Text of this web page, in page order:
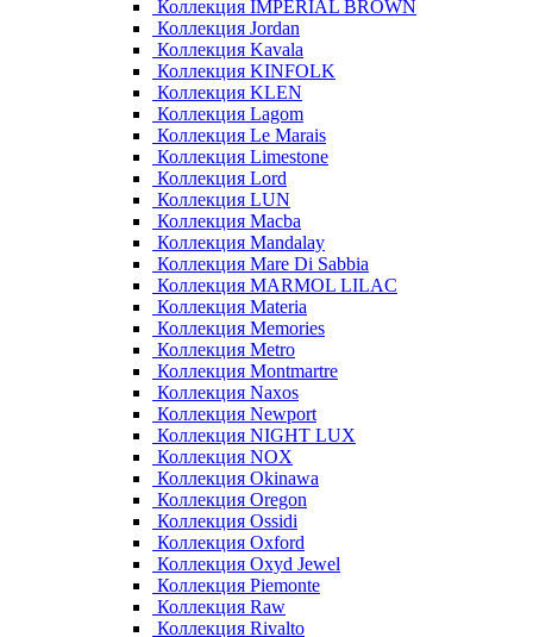
Коллекция IMPERIAL BROWN
Коллекция Jordan
Коллекция Kavala
Коллекция KINFOLK
Коллекция KLEN
Коллекция Lagom
Коллекция Le Marais
Коллекция Limestone
Коллекция Lord
Коллекция LUN
Коллекция Macba
Коллекция Mandalay
Коллекция Mare Di Sabbia
Коллекция MARMOL LILAC
Коллекция Materia
Коллекция Memories
Коллекция Metro
Коллекция Montmartre
Коллекция Naxos
Коллекция Newport
Коллекция NIGHT LUX
Коллекция NOX
Коллекция Okinawa
Коллекция Oregon
Коллекция Ossidi
Коллекция Oxford
Коллекция Oxyd Jewel
Коллекция Piemonte
Коллекция Raw
Коллекция Rivalto